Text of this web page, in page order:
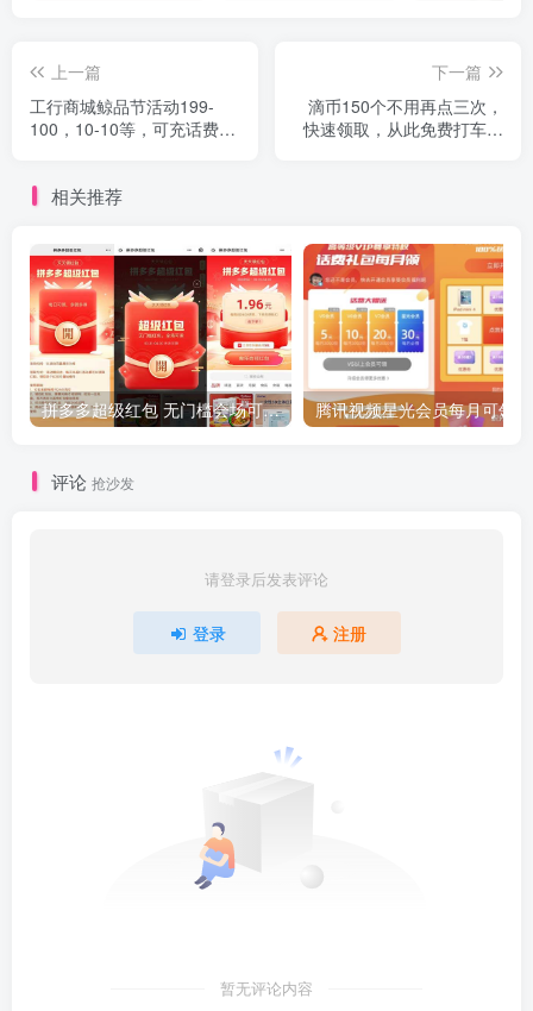
上一篇
工行商城鲸品节活动199-
100，10-10等，可充话费
下一篇
滴币150个不用再点三次，
快速领取，从此免费打车，
相关推荐
拼多多超级红包 无门槛会场可用 天天可领 最高88.88元
评论 抢沙发
请登录后发表评论
登录 注册
暂无评论内容